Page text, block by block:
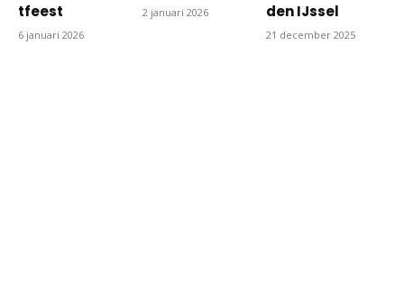
tfeest
6 januari 2026
2 januari 2026
den IJssel
21 december 2025